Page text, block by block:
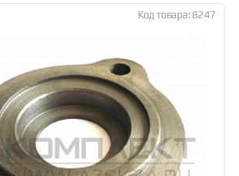
Код товара: 8247